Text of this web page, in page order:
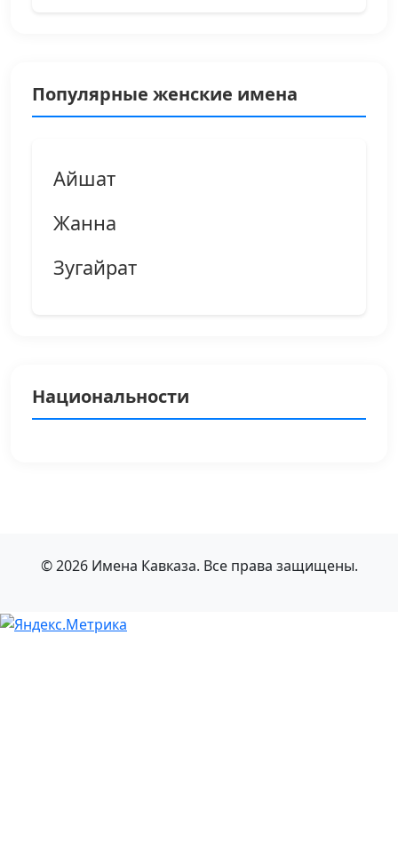
Популярные женские имена
Айшат
Жанна
Зугайрат
Национальности
© 2026 Имена Кавказа. Все права защищены.